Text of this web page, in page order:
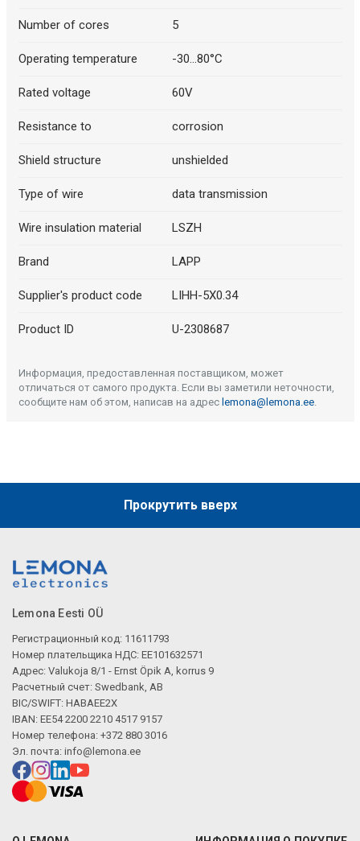
Number of cores 5
Operating temperature -30...80°C
Rated voltage 60V
Resistance to corrosion
Shield structure unshielded
Type of wire data transmission
Wire insulation material LSZH
Brand LAPP
Supplier's product code LIHH-5X0.34
Product ID U-2308687
Информация, предоставленная поставщиком, может
отличаться от самого продукта. Если вы заметили неточности,
сообщите нам об этом, написав на адрес lemona@lemona.ee.
Прокрутить вверх
Lemona Eesti OÜ
Регистрационный код: 11611793
Номер плательщика НДС: EE101632571
Адрес: Valukoja 8/1 - Ernst Öpik A, korrus 9
Расчетный счет: Swedbank, AB
BIC/SWIFT: HABAEE2X
IBAN: EE54 2200 2210 4517 9157
Номер телефона: +372 880 3016
Эл. почта: info@lemona.ee